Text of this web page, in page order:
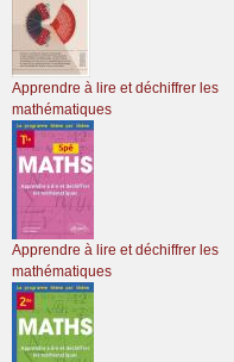
Apprendre à lire et déchiffrer les
mathématiques
Apprendre à lire et déchiffrer les
mathématiques